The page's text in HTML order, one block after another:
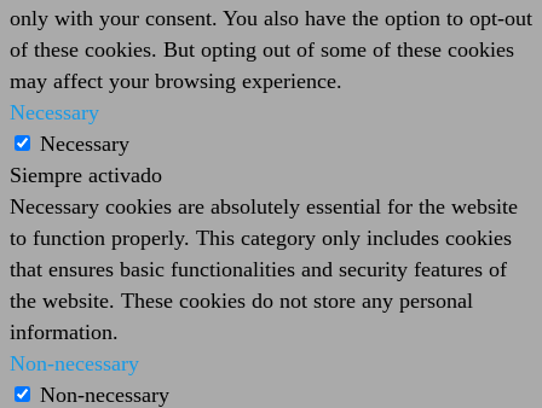
only with your consent. You also have the option to opt-out
of these cookies. But opting out of some of these cookies
may affect your browsing experience.
Necessary
Necessary
Siempre activado
Necessary cookies are absolutely essential for the website
to function properly. This category only includes cookies
that ensures basic functionalities and security features of
the website. These cookies do not store any personal
information.
Non-necessary
Non-necessary